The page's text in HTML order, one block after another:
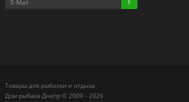
Товары для рыбалки и отдыха
Дом рыбака Днепр © 2009 – 2026